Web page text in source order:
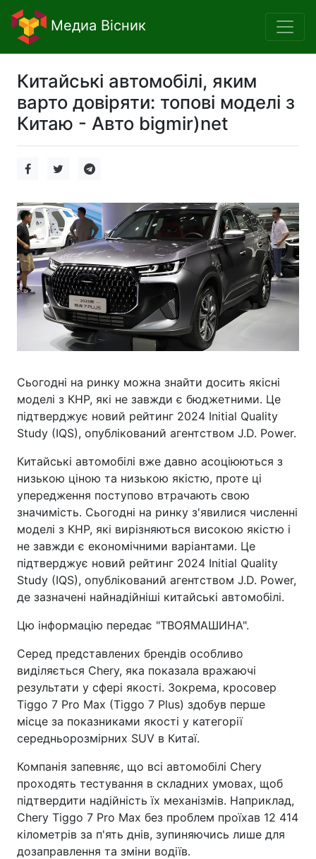
Медиа Вісник
Китайські автомобілі, яким
варто довіряти: топові моделі з
Китаю - Авто bigmir)net
Сьогодні на ринку можна знайти досить якісні
моделі з КНР, які не завжди є бюджетними. Це
підтверджує новий рейтинг 2024 Initial Quality
Study (IQS), опублікований агентством J.D. Power.
Китайські автомобілі вже давно асоціюються з
низькою ціною та низькою якістю, проте ці
упередження поступово втрачають свою
значимість. Сьогодні на ринку з'явилися численні
моделі з КНР, які вирізняються високою якістю і
не завжди є економічними варіантами. Це
підтверджує новий рейтинг 2024 Initial Quality
Study (IQS), опублікований агентством J.D. Power,
де зазначені найнадійніші китайські автомобілі.
Цю інформацію передає "ТВОЯМАШИНА".
Серед представлених брендів особливо
виділяється Chery, яка показала вражаючі
результати у сфері якості. Зокрема, кросовер
Tiggo 7 Pro Max (Tiggo 7 Plus) здобув перше
місце за показниками якості у категорії
середньорозмірних SUV в Китаї.
Компанія запевняє, що всі автомобілі Chery
проходять тестування в складних умовах, щоб
підтвердити надійність їх механізмів. Наприклад,
Chery Tiggo 7 Pro Max без проблем проїхав 12 414
кілометрів за п'ять днів, зупиняючись лише для
дозаправлення та зміни водіїв.